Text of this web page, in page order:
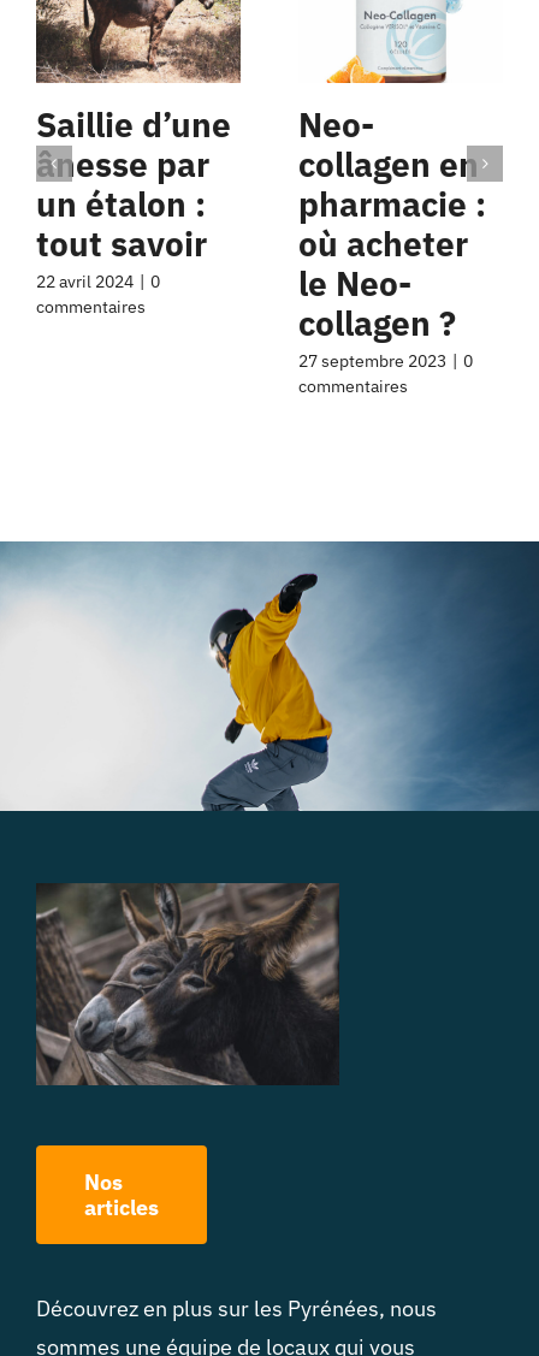
Saillie d’une
ânesse par
un étalon :
tout savoir
22 avril 2024 | 0
commentaires
Neo-
collagen en
pharmacie :
où acheter
le Neo-
collagen ?
27 septembre 2023 | 0
commentaires
Nos
articles
Découvrez en plus sur les Pyrénées, nous
sommes une équipe de locaux qui vous